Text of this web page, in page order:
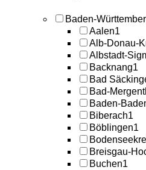
Baden-
Aalen1
Alb-Donau-
Albstadt-
Backnang1
Bad
Bad-
Baden-
Biberach1
Böblingen1
Breisgau-
Buchen1